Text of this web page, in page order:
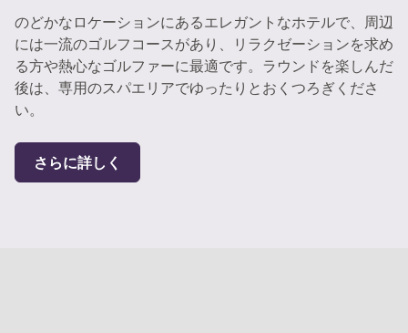
のどかなロケーションにあるエレガントなホテルで、周辺
には一流のゴルフコースがあり、リラクゼーションを求め
る方や熱心なゴルファーに最適です。ラウンドを楽しんだ
後は、専用のスパエリアでゆったりとおくつろぎくださ
い。
さらに詳しく